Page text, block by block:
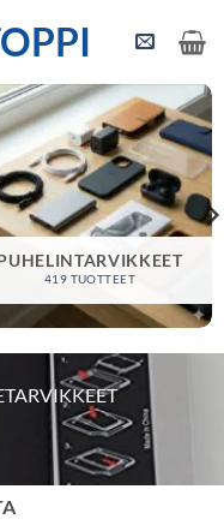
419 TUOTTEET